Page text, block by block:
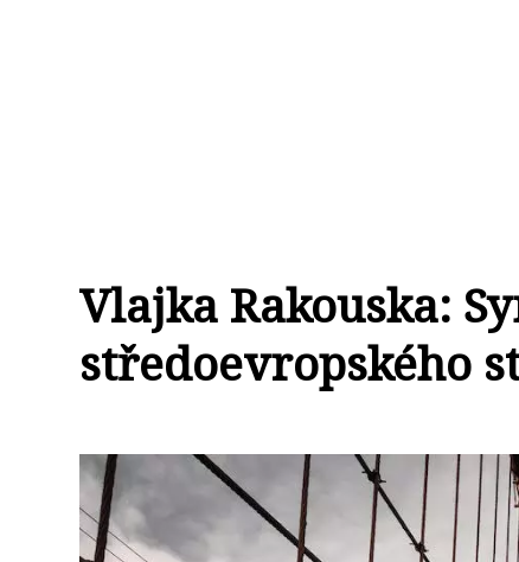
Vlajka Rakouska:
středoevropského